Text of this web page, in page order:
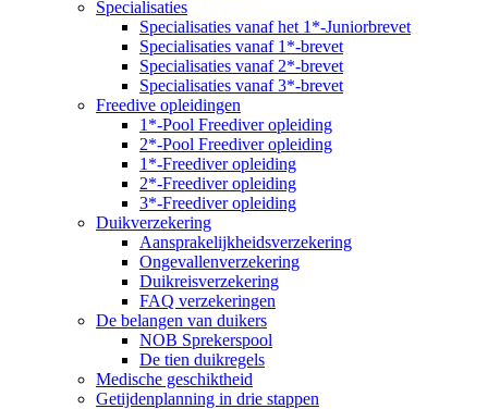
Specialisaties
Specialisaties vanaf het 1*-Juniorbrevet
Specialisaties vanaf 1*-brevet
Specialisaties vanaf 2*-brevet
Specialisaties vanaf 3*-brevet
Freedive opleidingen
1*-Pool Freediver opleiding
2*-Pool Freediver opleiding
1*-Freediver opleiding
2*-Freediver opleiding
3*-Freediver opleiding
Duikverzekering
Aansprakelijkheidsverzekering
Ongevallenverzekering
Duikreisverzekering
FAQ verzekeringen
De belangen van duikers
NOB Sprekerspool
De tien duikregels
Medische geschiktheid
Getijdenplanning in drie stappen